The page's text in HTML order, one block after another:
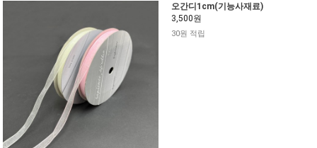
오간디1cm(기능사재료)
3,500원
30원 적립